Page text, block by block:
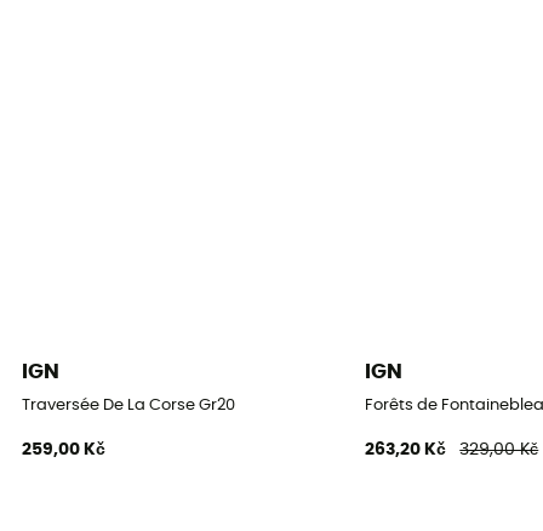
IGN
Traversée De La Corse Gr20
259,00 Kč
IGN
Forêts de
263,20 Kč 329,00 Kč